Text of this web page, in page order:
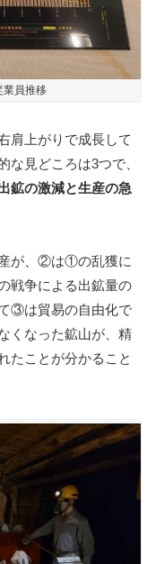
業員推移
肩上がりで成長して
な見どころは3つで、
鉱の激減と生産の急
が、②は①の乱獲に
戦争による出鉱量の
③は貿易の自由化で
くなった鉱山が、精
たことが分かること